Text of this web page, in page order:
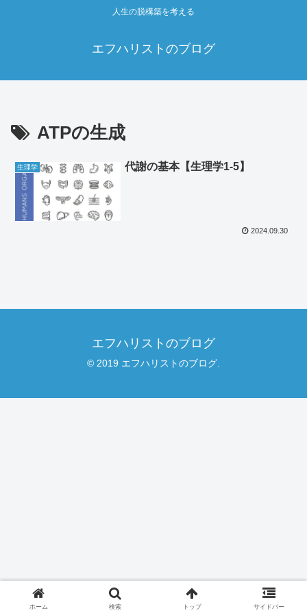
人生の脱構築を考える
エフハリストのブログ
ATPの生成
生理学 代謝の基本【生理学1‐5】
2024.09.30
エフハリストのブログ
© 2019 エフハリストのブログ.
ホーム 検索 トップ サイドバー